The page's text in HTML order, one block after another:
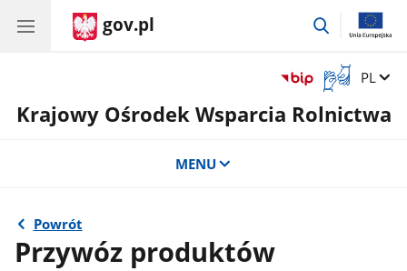
gov.pl
przejdź
Otwórz
okno
z
Zmień
PL
Krajowy Ośrodek Wsparcia Rolnictwa
MENU
Powrót
Przywóz produktów